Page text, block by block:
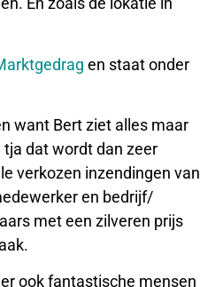
en staat onder
want Bert ziet alles maar
tja dat wordt dan zeer
verkozen inzendingen van
en bedrijf/
met een zilveren prijs
ook fantastische mensen